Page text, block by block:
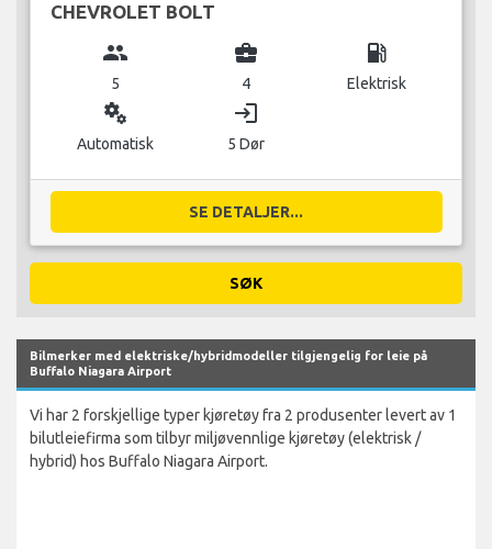
CHEVROLET BOLT
group
5
business_center
4
local_gas_station
Elektrisk
miscellaneous_services
Automatisk
login
5 Dør
SE DETALJER...
SØK
Bilmerker med elektriske/hybridmodeller tilgjengelig for leie på
Buffalo Niagara Airport
Vi har 2 forskjellige typer kjøretøy fra 2 produsenter levert av 1
bilutleiefirma som tilbyr miljøvennlige kjøretøy (elektrisk /
hybrid) hos Buffalo Niagara Airport.